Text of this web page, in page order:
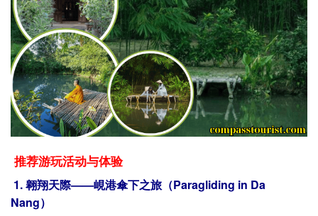
推荐游玩活动与体验
1. 翱翔天際——峴港傘下之旅（Paragliding in Da
Nang）